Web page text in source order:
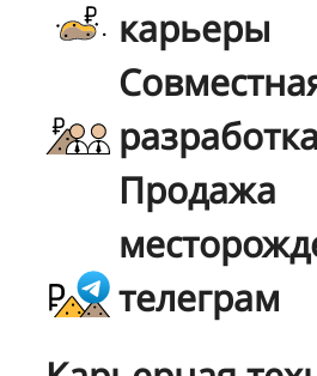
карьеры
разработка
Продажа
телеграм